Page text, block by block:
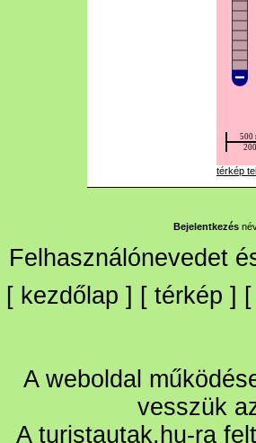
térkép
Bejelentkezés
Felhasználónevedet
[ kezdőlap ] [ térkép ] [
A weboldal
vesszük
A turistautak.hu-ra